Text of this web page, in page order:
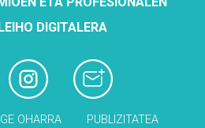
DIGITALERA
OHARRA PUBLIZITATEA